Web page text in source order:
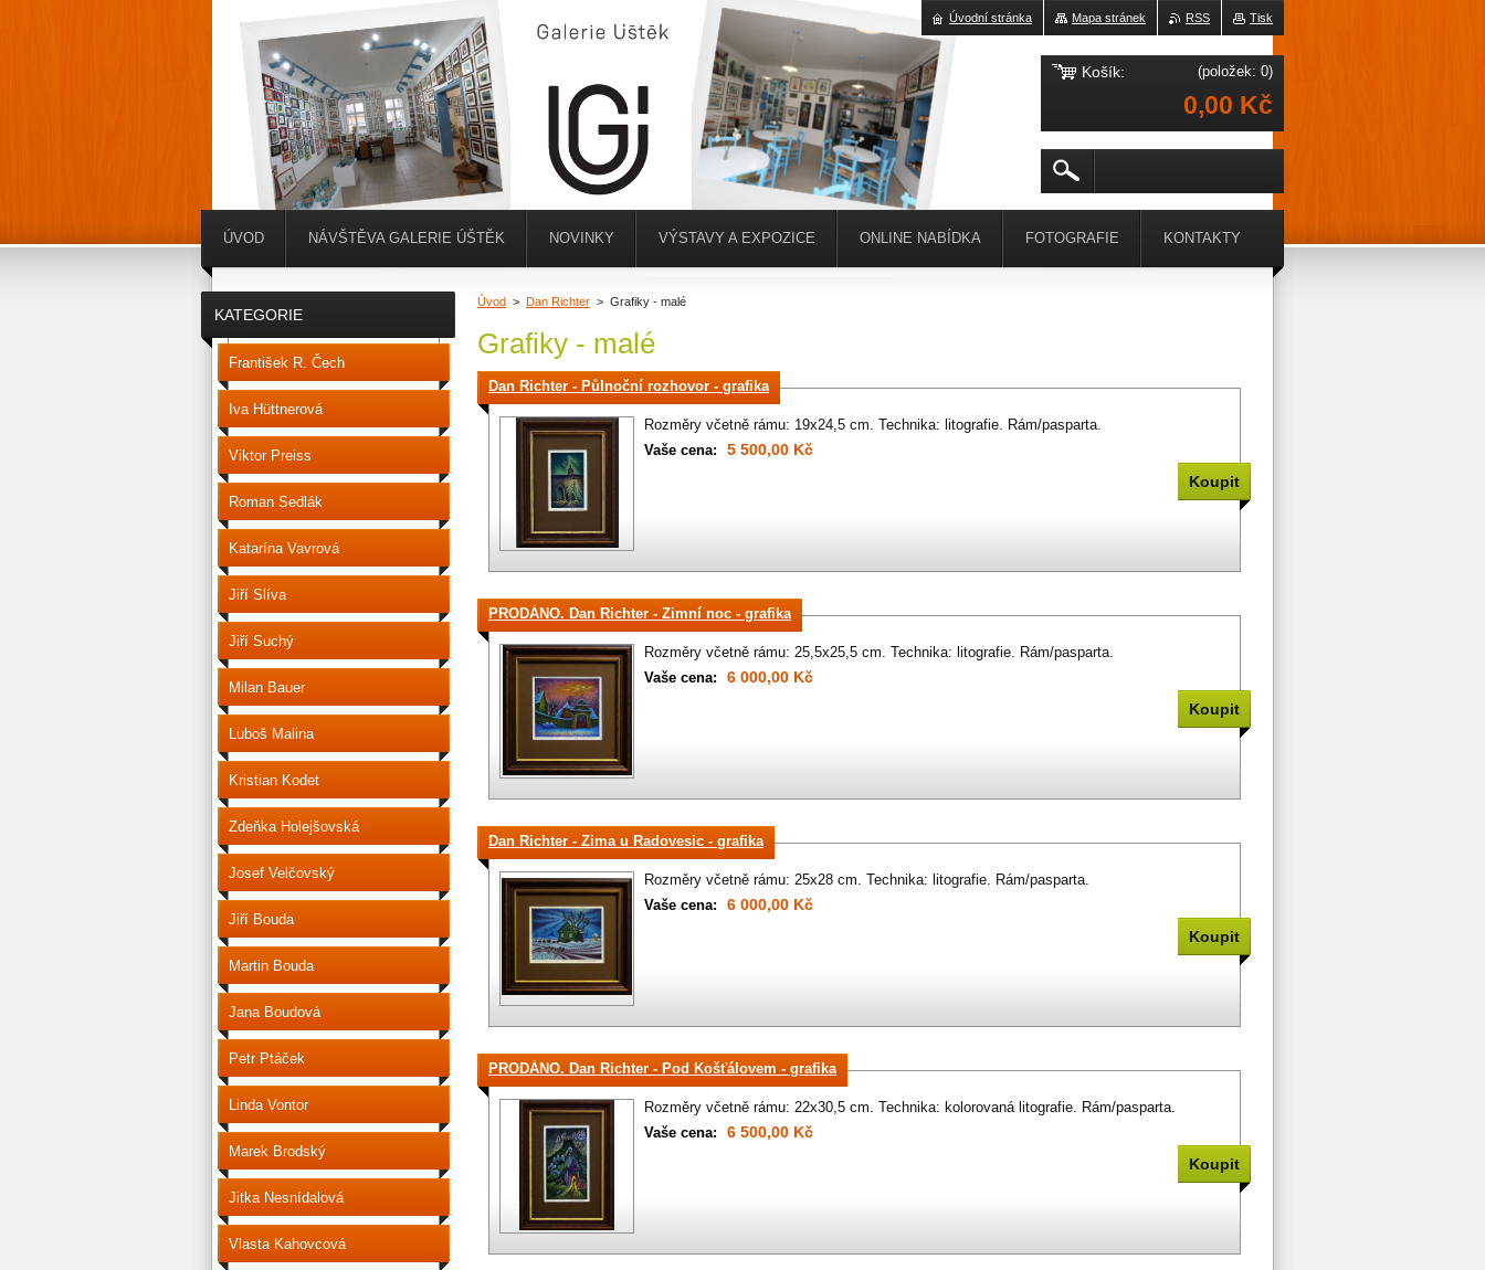
Úvod > Dan Richter > Grafiky - malé
Grafiky - malé
Dan Richter - Půlnoční rozhovor - grafika
Rozměry včetně rámu: 19x24,5 cm. Technika: litografie. Rám/pasparta.
Vaše cena:
5 500,00 Kč
PRODÁNO. Dan Richter - Zimní noc - grafika
Rozměry včetně rámu: 25,5x25,5 cm. Technika: litografie. Rám/pasparta.
Vaše cena:
6 000,00 Kč
Dan Richter - Zima u Radovesic - grafika
Rozměry včetně rámu: 25x28 cm. Technika: litografie. Rám/pasparta.
Vaše cena:
6 000,00 Kč
PRODÁNO. Dan Richter - Pod Košťálovem - grafika
Rozměry včetně rámu: 22x30,5 cm. Technika: kolorovaná litografie. Rám/pasparta.
Vaše cena:
6 500,00 Kč
KATEGORIE
František R. Čech
Iva Hüttnerová
Viktor Preiss
Roman Sedlák
Katarína Vavrová
Jiří Slíva
Jiří Suchý
Milan Bauer
Luboš Malina
Kristian Kodet
Zdeňka Holejšovská
Josef Velčovský
Jiří Bouda
Martin Bouda
Jana Boudová
Petr Ptáček
Linda Vontor
Marek Brodský
Jitka Nesnídalová
Vlasta Kahovcová
ÚVOD NÁVŠTĚVA GALERIE ÚŠTĚK NOVINKY VÝSTAVY A EXPOZICE ONLINE NABÍDKA FOTOGRAFIE KONTAKTY
Tisk
RSS
Mapa stránek
Úvodní stránka
Košík: (položek: 0)
0,00 Kč